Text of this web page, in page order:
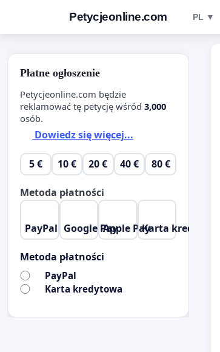
Petycjeonline.com PL ▼
Płatne ogłoszenie
Petycjeonline.com będzie
reklamować tę petycję wśród 3,000
osób.
Dowiedz się więcej...
5 € 10 € 20 € 40 € 80 €
Metoda płatności
PayPal Google PayApple PayKarta kredytowa
Metoda płatności
PayPal
Karta kredytowa